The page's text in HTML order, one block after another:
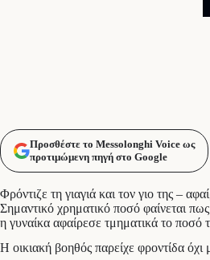
Προσθέστε το Messolonghi Voice ως
προτιμώμενη πηγή στο Google
Φρόντιζε τη γιαγιά και τον γιο της –
Σημαντικό χρηματικό ποσό φαίνεται
η γυναίκα αφαίρεσε τμηματικά το
Η οικιακή βοηθός παρείχε φροντίδα